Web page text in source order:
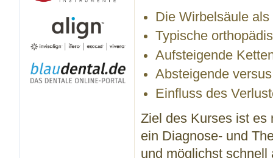
Die Wirbelsäule
Typische
Aufsteigende
Absteigende
Einfluss des
Ziel des Kurses ist es
ein Diagnose- und
und möglichst